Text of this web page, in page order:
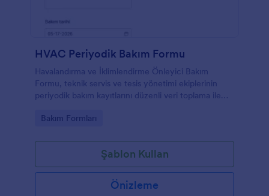
HVAC Periyodik Bakım Formu
Havalandırma ve İklimlendirme Önleyici Bakım
Formu, teknik servis ve tesis yönetimi ekiplerinin
periyodik bakım kayıtlarını düzenli veri toplama ile
etmesine yardımcı olur.
Go to Category:
Bakım Formları
Şablon Kullan
Önizleme